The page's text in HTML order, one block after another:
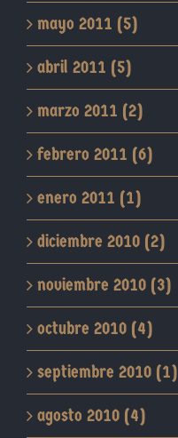
mayo 2011 (5)
abril 2011 (5)
marzo 2011 (2)
febrero 2011 (6)
enero 2011 (1)
diciembre 2010 (2)
noviembre 2010 (3)
octubre 2010 (4)
septiembre 2010 (1)
agosto 2010 (4)